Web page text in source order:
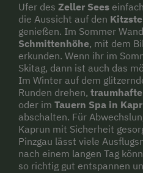
Ufer des Zeller Sees
die Aussicht auf den
genießen. Im Sommer
Schmittenhöhe, mit dem
erkunden. Wenn ihr im
Skitag, dann ist auch das
Im Winter auf dem
Runden drehen,
oder im Tauern Spa in
abschalten. Für
Kaprun mit Sicherheit
Pinzgau lässt viele
nach einem langen Tag
so richtig gut entspannen